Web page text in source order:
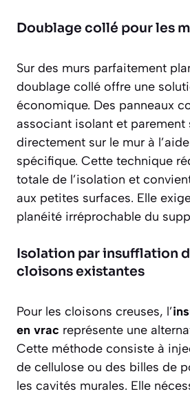
Doublage collé pour les
Sur des murs parfaitement
doublage collé offre une
économique. Des panneaux
associant isolant et parement
directement sur le mur à
spécifique. Cette technique
totale de l’isolation et
aux petites surfaces. Elle
planéité irréprochable du
Isolation par insufflation
cloisons existantes
Pour les cloisons creuses, l’
en vrac représente une
Cette méthode consiste à
de cellulose ou des billes de
les cavités murales. Elle